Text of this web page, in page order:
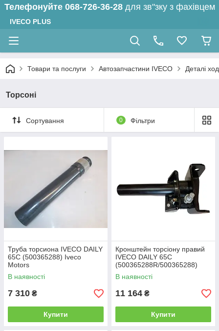
Телефонуйте 068-726-36-28 для зв"зку з фахівцем
IVECO PLUS
Товари та послуги Автозапчастини IVECO Деталі
Торсоні
Сортування 0 Фільтри
Труба торсиона IVECO DAILY
65C (500365288) Iveco
Motors
В наявності
7 310 ₴
Купити
Кронштейн торсіону правий
IVECO DAILY 65C
(500365288R/500365288)
Convitex
В наявності
11 164 ₴
Купити